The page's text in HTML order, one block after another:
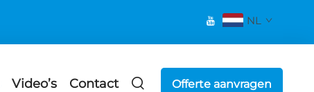
NL
Video’s Contact Offerte aanvragen